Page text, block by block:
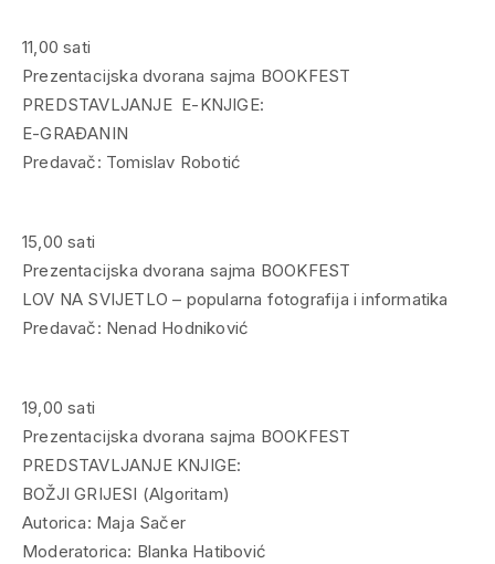
11,00 sati
Prezentacijska dvorana sajma BOOKFEST
PREDSTAVLJANJE E-KNJIGE:
E-GRAĐANIN
Predavač: Tomislav Robotić
15,00 sati
Prezentacijska dvorana sajma BOOKFEST
LOV NA SVIJETLO – popularna fotografija i informatika
Predavač: Nenad Hodniković
19,00 sati
Prezentacijska dvorana sajma BOOKFEST
PREDSTAVLJANJE KNJIGE:
BOŽJI GRIJESI (Algoritam)
Autorica: Maja Sačer
Moderatorica: Blanka Hatibović